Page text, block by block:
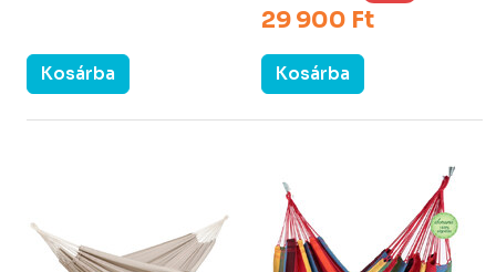
Kosárba
29 900 Ft
Kosárba